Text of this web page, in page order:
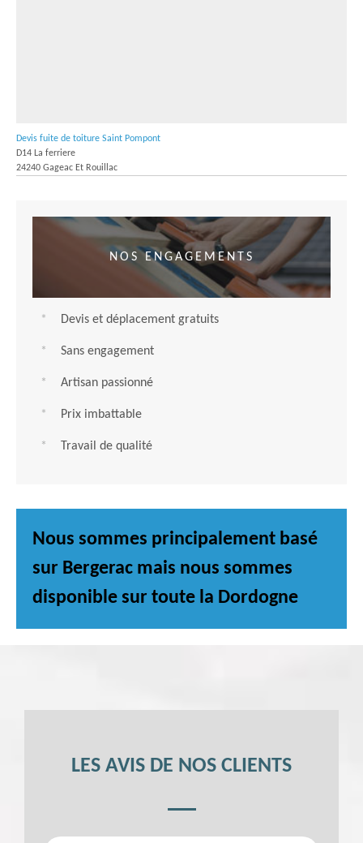
Devis fuite de toiture Saint Pompont
D14 La ferriere
24240 Gageac Et Rouillac
NOS ENGAGEMENTS
Devis et déplacement gratuits
Sans engagement
Artisan passionné
Prix imbattable
Travail de qualité
Nous sommes principalement basé
sur Bergerac mais nous sommes
disponible sur toute la Dordogne
LES AVIS DE NOS CLIENTS